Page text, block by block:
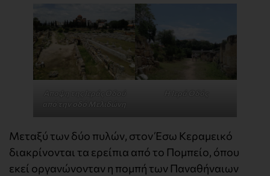
Αποψη της Ιεράς Οδού
από την οδό Μελιδώνη
Η Ιερά Οδός
Μεταξύ των δύο πυλών, στον Έσω Κεραμεικό
διακρίνονται τα ερείπια από το Πομπείο, όπου
εκεί οργανώνονταν η πομπή των Παναθήναιων